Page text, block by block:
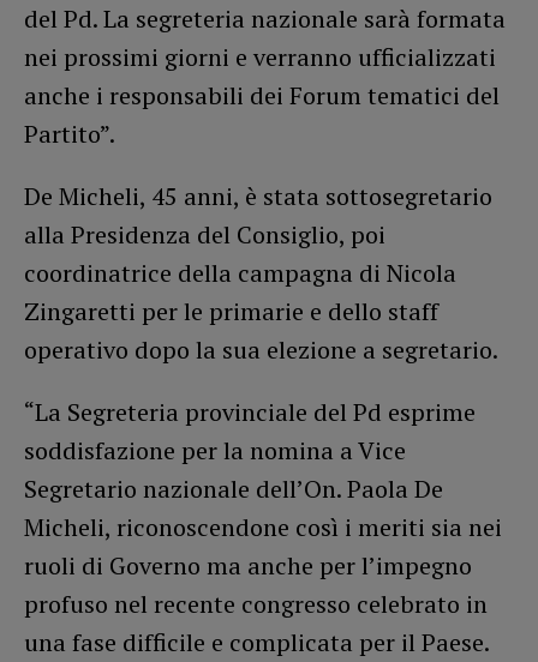
del Pd. La segreteria nazionale sarà formata
nei prossimi giorni e verranno ufficializzati
anche i responsabili dei Forum tematici del
Partito”.
De Micheli, 45 anni, è stata sottosegretario
alla Presidenza del Consiglio, poi
coordinatrice della campagna di Nicola
Zingaretti per le primarie e dello staff
operativo dopo la sua elezione a segretario.
“La Segreteria provinciale del Pd esprime
soddisfazione per la nomina a Vice
Segretario nazionale dell’On. Paola De
Micheli, riconoscendone così i meriti sia nei
ruoli di Governo ma anche per l’impegno
profuso nel recente congresso celebrato in
una fase difficile e complicata per il Paese.